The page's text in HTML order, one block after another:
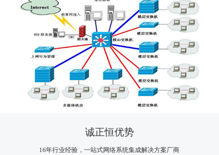
诚正恒优势
16年行业经验，一站式网络系统集成解决方案厂商